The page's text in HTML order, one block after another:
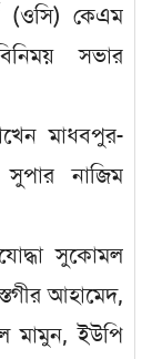
(ওসি) কেএম
সভার
মাধবপুর-
সুপার নাজিম
সুকোমল
আহামেদ,
মামুন, ইউপি